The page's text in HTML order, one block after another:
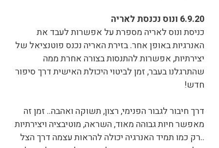
6.9.20 ונוס נכנסת לאריה
כניסת ונוס לאריה מספרת על אפשרות לעבד את
האנרגיות באופן אחר. בזירת האריה נכנס פוטנציאל של
יצירתיות, אפשרות להתנסות בצורה אחרת ממה
שהתרגלנו בעבר, זמן לביטוי היכולת האישית דרך סיפור
חדש!
דרך חיבור לגבור הפנימי, רצון, תשוקה ואהבה.. זמן זה
מאפשר חיות גבוהה מאוד, השראה, מוטיבציה ויצירתיות
..רק כמו תמיד האנרגיה יכולה להראות עצמה דרך הצל